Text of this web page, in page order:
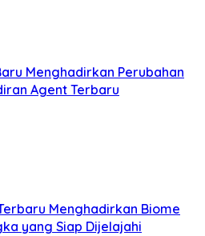
Menghadirkan Perubahan
Agent Terbaru
Menghadirkan Biome
yang Siap Dijelajahi